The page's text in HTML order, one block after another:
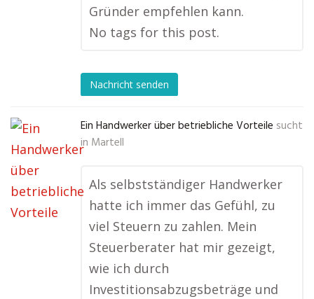
Gründer empfehlen kann.
No tags for this post.
Nachricht senden
Ein Handwerker über betriebliche Vorteile sucht
in Martell
Als selbstständiger Handwerker
hatte ich immer das Gefühl, zu
viel Steuern zu zahlen. Mein
Steuerberater hat mir gezeigt,
wie ich durch
Investitionsabzugsbeträge und